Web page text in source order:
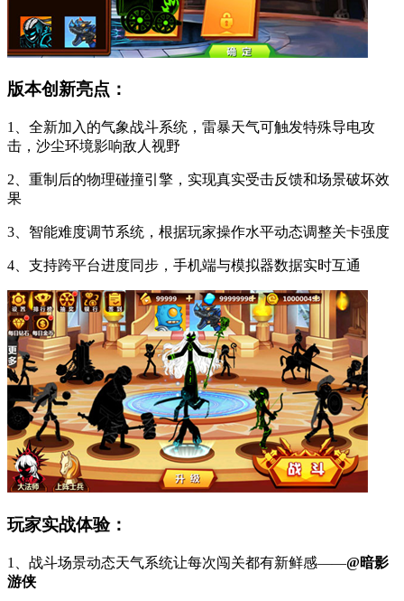
版本创新亮点：
1、全新加入的气象战斗系统，雷暴天气可触发特殊导电攻
击，沙尘环境影响敌人视野
2、重制后的物理碰撞引擎，实现真实受击反馈和场景破坏效
果
3、智能难度调节系统，根据玩家操作水平动态调整关卡强度
4、支持跨平台进度同步，手机端与模拟器数据实时互通
玩家实战体验：
1、战斗场景动态天气系统让每次闯关都有新鲜感——@暗影
游侠